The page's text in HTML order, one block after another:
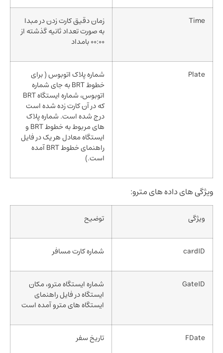
زمان دقیق کارت زدن در مبدا
به صورت تعداد ثانیه گذشته از
شماره پلاک اتوبوس ( برای
خطوط BRT به جای شماره
اتوبوس، شماره ایستگاه BRT
که در آن کارت زده شده است
درج شده است. شماره پلاک
های مربوط به خطوط BRT و
ایستگاه معادل هر یک در فایل
راهنمای خطوط BRT آمده
است.)
های داده های مترو:
توضیح
cardID شماره کارت مسافر
GateID
شماره ایستگاه مترو، مکان
ایستگاه در فایل راهنمای
ایستگاه های مترو آمده است
FDate تاریخ سفر